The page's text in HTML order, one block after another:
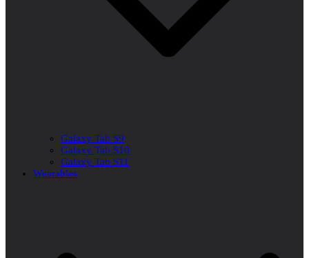
Galaxy Tab S9
Galaxy Tab S10
Galaxy Tab S11
Wearables